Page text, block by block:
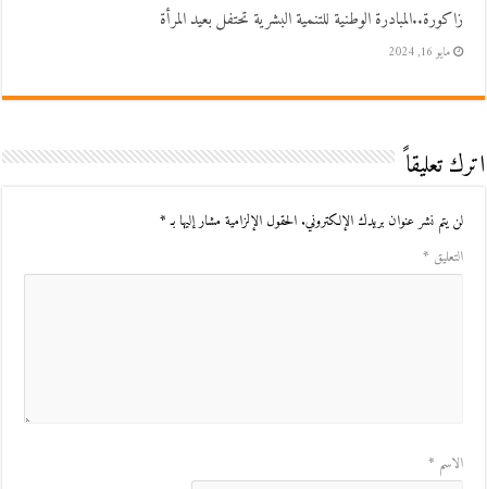
زاكورة..المبادرة الوطنية للتنمية البشرية تحتفل بعيد المرأة
مايو 16, 2024
اترك تعليقاً
لن يتم نشر عنوان بريدك الإلكتروني. الحقول الإلزامية مشار إليها بـ*
التعليق *
الاسم *